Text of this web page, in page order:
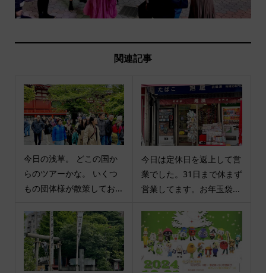
関連記事
今日の浅草。 どこの国か
らのツアーかな。 いくつ
もの団体様が散策してお...
今日は定休日を返上して営
業でした。31日まで休まず
営業してます。お年玉袋...